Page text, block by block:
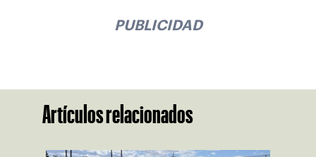
PUBLICIDAD
Artículos relacionados